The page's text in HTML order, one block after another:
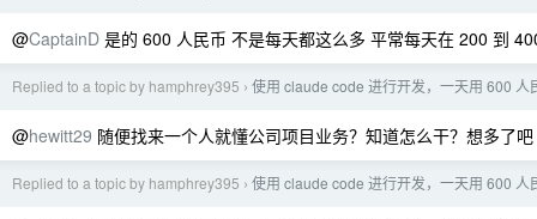
@CaptainD 是的 600 人民币 不是每天都这么多 平常每天在 200 到
Replied to a topic by hamphrey395 › 使用 claude code 进行开发，一天用 600 人
@hewitt29 随便找来一个人就懂公司项目业务？知道怎么干？想多了吧
Replied to a topic by hamphrey395 › 使用 claude code 进行开发，一天用 600 人